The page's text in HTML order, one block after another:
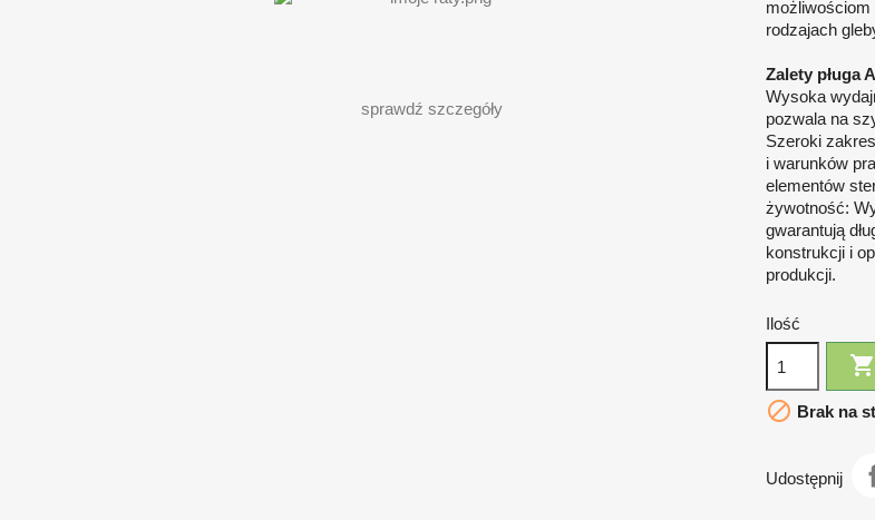
sprawdź szczegóły
rodzajach
Zalety pługa
Wysoka
pozwala na
Szeroki
i warunków
elementów
żywotność:
gwarantują
konstrukcji i
produkcji.
Ilość

 Brak na
Udostępnij